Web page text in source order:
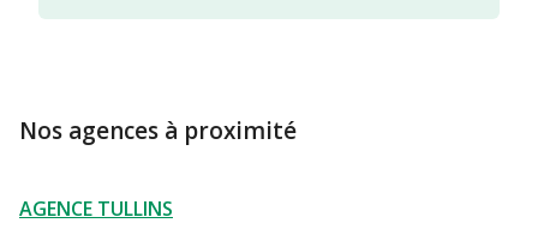
Nos agences à proximité
AGENCE TULLINS